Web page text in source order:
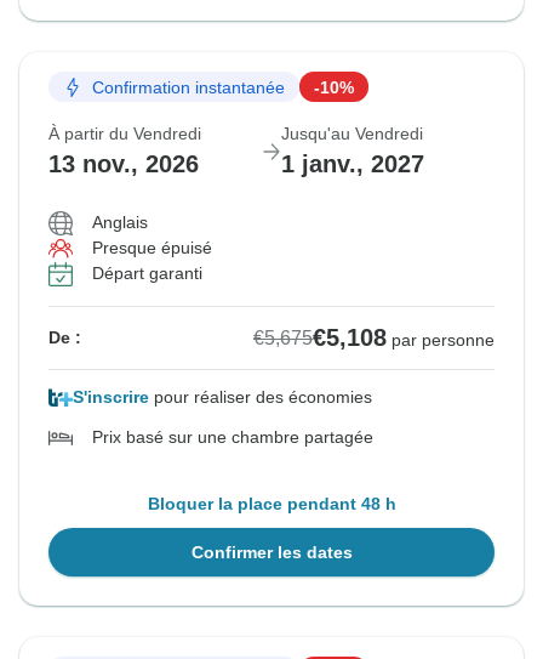
Confirmation instantanée -10%
À partir du Vendredi
13 nov., 2026
Jusqu'au Vendredi
1 janv., 2027
Anglais
Presque épuisé
Départ garanti
De : €5,675€5,108 par personne
S'inscrire pour réaliser des économies
Prix basé sur une chambre partagée
Bloquer la place pendant 48 h
Confirmer les dates